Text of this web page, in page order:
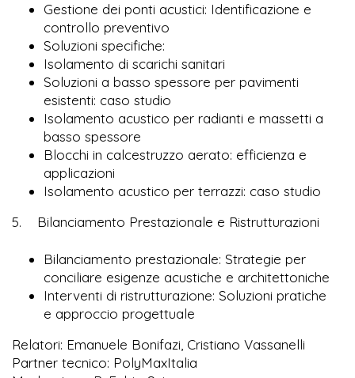
Gestione dei ponti acustici: Identificazione e
controllo preventivo
Soluzioni specifiche:
Isolamento di scarichi sanitari
Soluzioni a basso spessore per pavimenti
esistenti: caso studio
Isolamento acustico per radianti e massetti a
basso spessore
Blocchi in calcestruzzo aerato: efficienza e
applicazioni
Isolamento acustico per terrazzi: caso studio
5. Bilanciamento Prestazionale e Ristrutturazioni
Bilanciamento prestazionale: Strategie per
conciliare esigenze acustiche e architettoniche
Interventi di ristrutturazione: Soluzioni pratiche
e approccio progettuale
Relatori: Emanuele Bonifazi, Cristiano Vassanelli
Partner tecnico: PolyMaxItalia